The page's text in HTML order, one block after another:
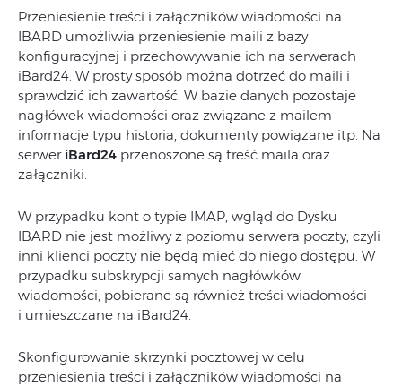
Przeniesienie treści i załączników wiadomości na
IBARD umożliwia przeniesienie maili z bazy
konfiguracyjnej i przechowywanie ich na serwerach
iBard24. W prosty sposób można dotrzeć do maili i
sprawdzić ich zawartość. W bazie danych pozostaje
nagłówek wiadomości oraz związane z mailem
informacje typu historia, dokumenty powiązane itp. Na
serwer iBard24 przenoszone są treść maila oraz
załączniki.
W przypadku kont o typie IMAP, wgląd do Dysku
IBARD nie jest możliwy z poziomu serwera poczty, czyli
inni klienci poczty nie będą mieć do niego dostępu. W
przypadku subskrypcji samych nagłówków
wiadomości, pobierane są również treści wiadomości
i umieszczane na iBard24.
Skonfigurowanie skrzynki pocztowej w celu
przeniesienia treści i załączników wiadomości na